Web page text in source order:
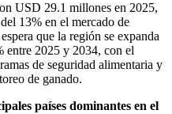
USD 29.1 millones en 2025,
13% en el mercado de
que la región se expanda
entre 2025 y 2034, con el
de seguridad alimentaria y
de ganado.
países dominantes en el